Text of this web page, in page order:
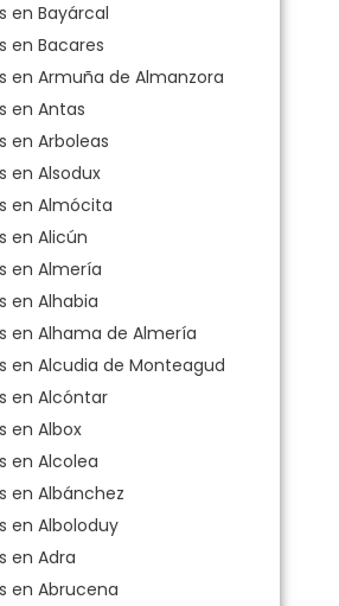
en Bayárcal
en Bacares
en Armuña de Almanzora
en Antas
en Arboleas
en Alsodux
en Almócita
en Alicún
en Almería
en Alhabia
en Alhama de Almería
en Alcudia de Monteagud
en Alcóntar
en Albox
en Alcolea
en Albánchez
en Alboloduy
en Adra
en Abrucena